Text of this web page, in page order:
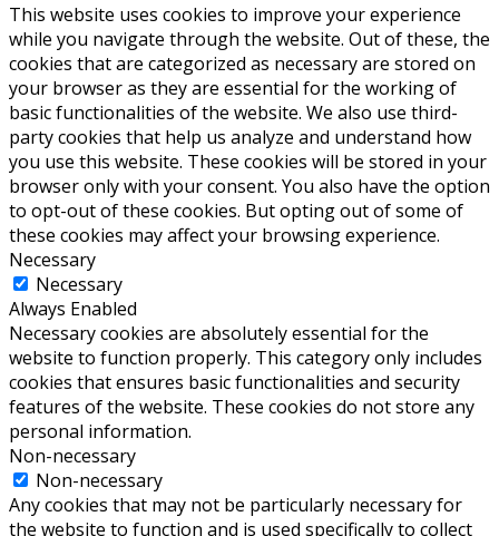
This website uses cookies to improve your experience
while you navigate through the website. Out of these, the
cookies that are categorized as necessary are stored on
your browser as they are essential for the working of
basic functionalities of the website. We also use third-
party cookies that help us analyze and understand how
you use this website. These cookies will be stored in your
browser only with your consent. You also have the option
to opt-out of these cookies. But opting out of some of
these cookies may affect your browsing experience.
Necessary
Necessary
Always Enabled
Necessary cookies are absolutely essential for the
website to function properly. This category only includes
cookies that ensures basic functionalities and security
features of the website. These cookies do not store any
personal information.
Non-necessary
Non-necessary
Any cookies that may not be particularly necessary for
the website to function and is used specifically to collect